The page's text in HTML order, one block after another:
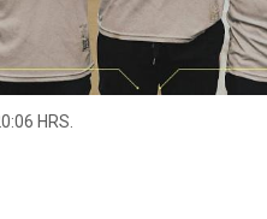
HRS.